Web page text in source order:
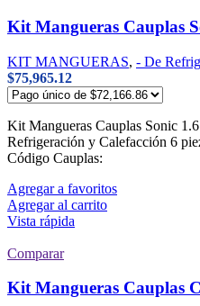
Kit Mangueras Cauplas
KIT MANGUERAS, - De
$75,965.12
Kit Mangueras Cauplas Sonic
Refrigeración y Calefacción 6
Código Cauplas:
Agregar a favoritos
Agregar al carrito
Vista rápida
Comparar
Kit Mangueras Cauplas